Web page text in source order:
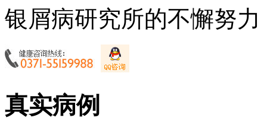
银屑病研究所的不懈努
真实病例